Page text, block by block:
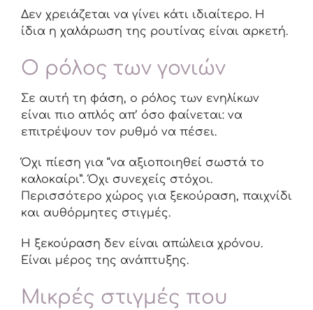
Δεν χρειάζεται να γίνει κάτι ιδιαίτερο. Η
ίδια η χαλάρωση της ρουτίνας είναι αρκετή.
Ο ρόλος των γονιών
Σε αυτή τη φάση, ο ρόλος των ενηλίκων
είναι πιο απλός απ’ όσο φαίνεται: να
επιτρέψουν τον ρυθμό να πέσει.
Όχι πίεση για “να αξιοποιηθεί σωστά το
καλοκαίρι”. Όχι συνεχείς στόχοι.
Περισσότερο χώρος για ξεκούραση, παιχνίδι
και αυθόρμητες στιγμές.
Η ξεκούραση δεν είναι απώλεια χρόνου.
Είναι μέρος της ανάπτυξης.
Μικρές στιγμές που